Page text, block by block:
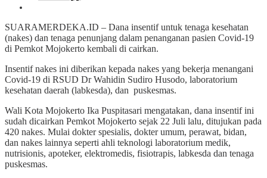
SUARAMERDEKA.ID – Dana insentif untuk tenaga kesehatan
(nakes) dan tenaga penunjang dalam penanganan pasien Covid-19
di Pemkot Mojokerto kembali di cairkan.
Insentif nakes ini diberikan kepada nakes yang bekerja menangani
Covid-19 di RSUD Dr Wahidin Sudiro Husodo, laboratorium
kesehatan daerah (labkesda), dan puskesmas.
Wali Kota Mojokerto Ika Puspitasari mengatakan, dana insentif ini
sudah dicairkan Pemkot Mojokerto sejak 22 Juli lalu, ditujukan pada
420 nakes. Mulai dokter spesialis, dokter umum, perawat, bidan,
dan nakes lainnya seperti ahli teknologi laboratorium medik,
nutrisionis, apoteker, elektromedis, fisiotrapis, labkesda dan tenaga
puskesmas.